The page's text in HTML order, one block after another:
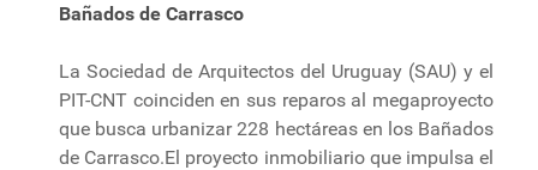
Bañados de Carrasco
La Sociedad de Arquitectos del Uruguay (SAU) y el
PIT-CNT coinciden en sus reparos al megaproyecto
que busca urbanizar 228 hectáreas en los Bañados
de Carrasco.El proyecto inmobiliario que impulsa el